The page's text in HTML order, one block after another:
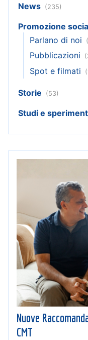
News (235)
Promozione
Parlano di noi
Pubblicazioni
Spot e filmati
Storie (53)
Studi e
Nuove
CMT